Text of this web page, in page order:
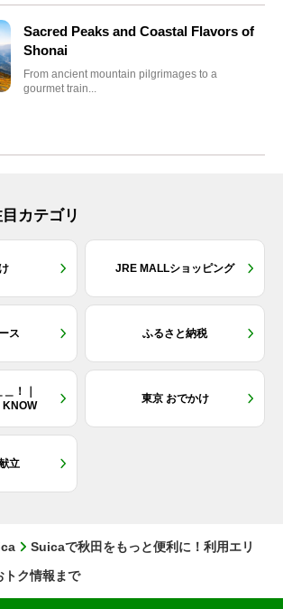
Sacred Peaks and Coastal Flavors of
Shonai
From ancient mountain pilgrimages to a
gourmet train...
カテゴリ
JRE MALLショッピング
ス ふるさと納税
！｜
東京 おでかけ
立
Suicaで秋田をもっと便利に！利用エリ
トク情報まで